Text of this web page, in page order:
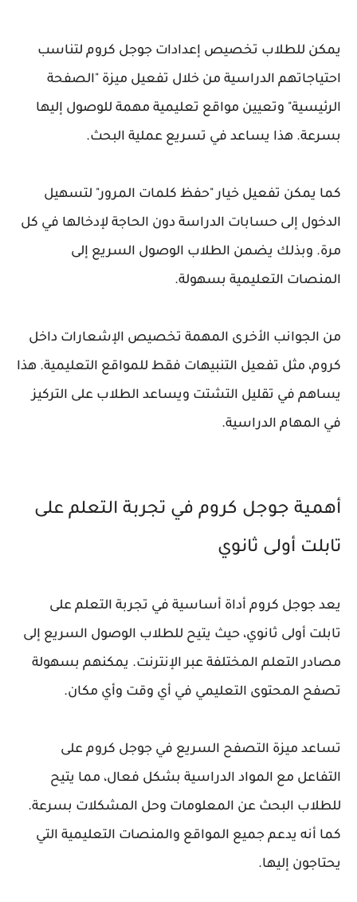
يمكن للطلاب تخصيص إعدادات جوجل كروم لتناسب
احتياجاتهم الدراسية من خلال تفعيل ميزة "الصفحة
الرئيسية" وتعيين مواقع تعليمية مهمة للوصول إليها
بسرعة. هذا يساعد في تسريع عملية البحث.
كما يمكن تفعيل خيار "حفظ كلمات المرور" لتسهيل
الدخول إلى حسابات الدراسة دون الحاجة لإدخالها في كل
مرة. وبذلك يضمن الطلاب الوصول السريع إلى
المنصات التعليمية بسهولة.
من الجوانب الأخرى المهمة تخصيص الإشعارات داخل
كروم، مثل تفعيل التنبيهات فقط للمواقع التعليمية. هذا
يساهم في تقليل التشتت ويساعد الطلاب على التركيز
في المهام الدراسية.
أهمية جوجل كروم في تجربة التعلم على
تابلت أولى ثانوي
يعد جوجل كروم أداة أساسية في تجربة التعلم على
تابلت أولى ثانوي، حيث يتيح للطلاب الوصول السريع إلى
مصادر التعلم المختلفة عبر الإنترنت. يمكنهم بسهولة
تصفح المحتوى التعليمي في أي وقت وأي مكان.
تساعد ميزة التصفح السريع في جوجل كروم على
التفاعل مع المواد الدراسية بشكل فعال، مما يتيح
للطلاب البحث عن المعلومات وحل المشكلات بسرعة.
كما أنه يدعم جميع المواقع والمنصات التعليمية التي
يحتاجون إليها.